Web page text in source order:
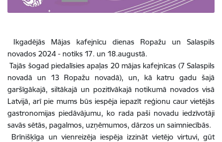
Ikgadējās Mājas kafejnīcu dienas Ropažu un Salaspils
novados 2024 - notiks 17. un 18.augustā.
Tajās šogad piedalīsies apaļas 20 mājas kafejnīcas (7 Salaspils
novadā un 13 Ropažu novadā), un, kā katru gadu šajā
garšīgākajā, siltākajā un pozitīvākajā notikumā novados visā
Latvijā, arī pie mums būs iespēja iepazīt reģionu caur vietējās
gastronomijas piedāvājumu, ko rada paši novadu iedzīvotāji
savās sētās, pagalmos, uzņēmumos, dārzos un saimniecībās.
Brīnišķīga un vienreizēja iespēja izzināt vietējo virtuvi, gūt